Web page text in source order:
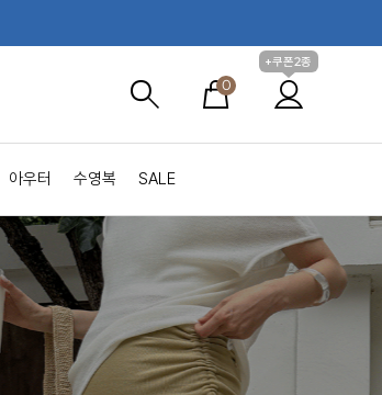
0
+쿠폰2종
아우터 수영복 SALE